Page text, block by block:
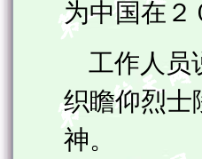
为中国在２
工作人员
织瞻仰烈士
神。